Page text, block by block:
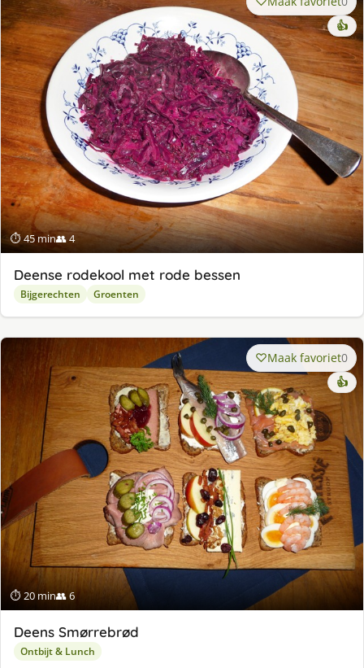
⏱ 45 min👥 4
👍
Deense rodekool met rode bessen
Bijgerechten Groenten
⏱ 20 min👥 6
Maak favoriet0
👍
Deens Smørrebrød
Ontbijt & Lunch